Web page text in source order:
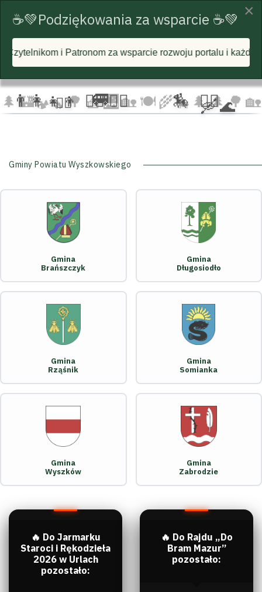
☁️ 🦅
☁️
🦅 🦅 ☁️
🌲 🏰🏕️ 🔥 🌳 🧺🌉🏡 🍽️🌾🐄 🌲 🌲🌳 🏡
🚐 🚴‍♂️
🏇 🛶 🌊
🚴‍♀️ 🏃‍♂️ 🏃‍♀️
Gminy Powiatu Wyszkowskiego
Gmina
Brańszczyk
Gmina
Długosiodło
Gmina
Rząśnik
Gmina
Somianka
Gmina
Wyszków
Gmina
Zabrodzie
🔥 Do Jarmarku
Staroci i Rękodzieła
2026 w Urlach
pozostało:
🔥 Do Rajdu „Do
Bram Mazur”
pozostało:
×
☕💚Podziękowania za wsparcie ☕💚
za wsparcie rozwoju portalu i każdą postawioną